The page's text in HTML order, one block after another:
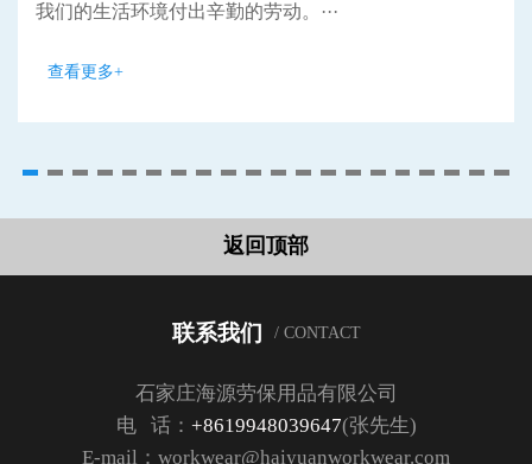
我们的生活环境付出辛勤的劳动。···
查看更多+
返回顶部
联系我们 / CONTACT
石家庄海源劳保用品有限公司
电 话： +8619948039647(张先生)
E-mail：workwear@haiyuanworkwear.com